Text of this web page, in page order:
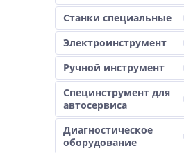
Станки специальные
Электроинструмент
Ручной инструмент
Специнструмент для
автосервиса
Диагностическое
оборудование